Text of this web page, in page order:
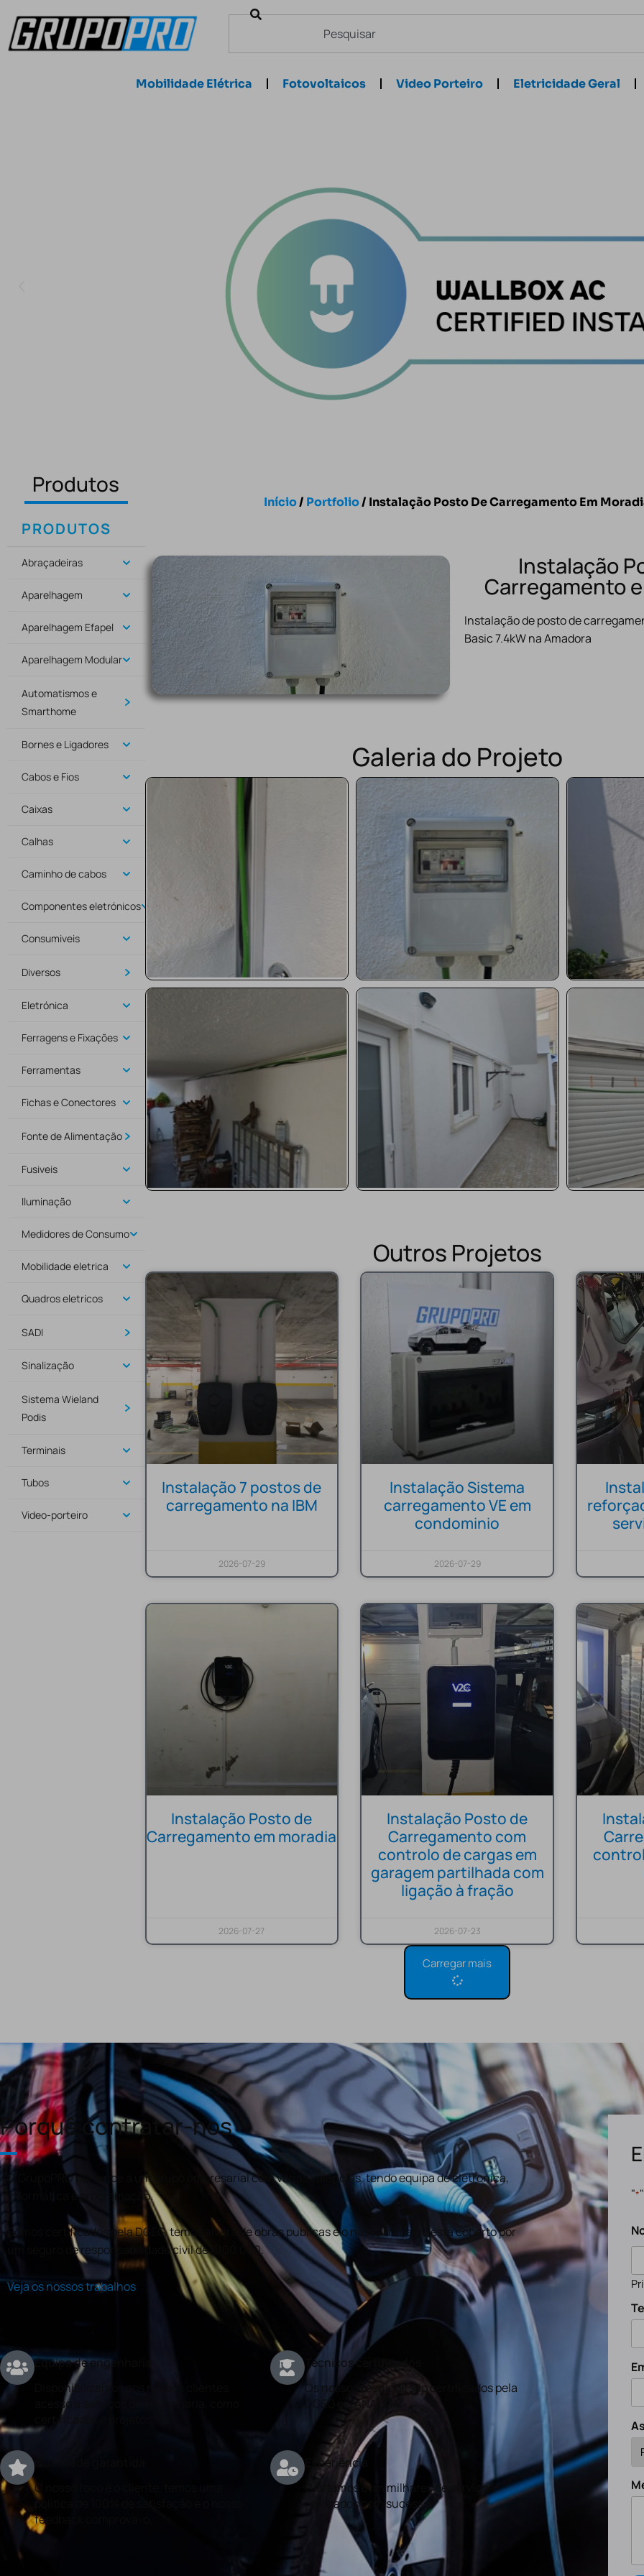
Mobilidade Elétrica Fotovoltaicos Video Porteiro Eletricidade Geral
Produtos
PRODUTOS
Abraçadeiras
Aparelhagem
Aparelhagem Efapel
Aparelhagem Modular
Automatismos e
Smarthome
Bornes e Ligadores
Cabos e Fios
Caixas
Calhas
Caminho de cabos
Componentes eletrónicos
Consumiveis
Diversos
Eletrónica
Ferragens e Fixações
Ferramentas
Fichas e Conectores
Fonte de Alimentação
Fusiveis
Iluminação
Medidores de Consumo
Mobilidade eletrica
Quadros eletricos
SADI
Sinalização
Sistema Wieland
Podis
Terminais
Tubos
Video-porteiro
Início/ Portfolio/ Instalação Posto De Carregamento Em
Instalação
Carregamento
Instalação de posto de
Basic 7.4kW na Amadora
Galeria do Projeto
Outros Projetos
Instalação 7 postos de
carregamento na IBM
2026-07-29
Instalação Sistema
carregamento VE em
condominio
2026-07-29
Instalação Posto de
Carregamento em moradia
2026-07-27
Instalação Posto de
Carregamento com
controlo de cargas em
garagem partilhada com
ligação à fração
2026-07-23
Carregar mais
Porquê contratar-nos
O GrupoPRO pertence a um grupo empresarial com várias valências, tendo equipa de eletronica,
informática e programação.
Somos certificados pela DGEG, temos alvará de obras publicas e o nosso trabalho está coberto por
um seguro de responsabilidade civil de €100.000.
Veja os nossos trabalhos
Equipa de engenharia
Disponibilizamos aos nossos clientes
acesso a serviços de engenharia, como
certificados e projetos.
Técnicos certificados
Os nossos técnicos são certificados pela
DGEG e a ANACOM
O nosso foco é o cliente, temos uma
politica de 100% de satisfação e o nosso
feedback comprova-o.
Experiência
Contamos com milhares de serviços
realizados com sucesso.
"*